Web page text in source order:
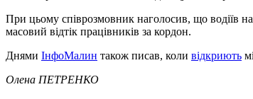
При цьому співрозмовник наголосив, що водіїв
масовий відтік працівників за кордон.
Днями ІнфоМалин також писав, коли відкриють
Олена ПЕТРЕНКО